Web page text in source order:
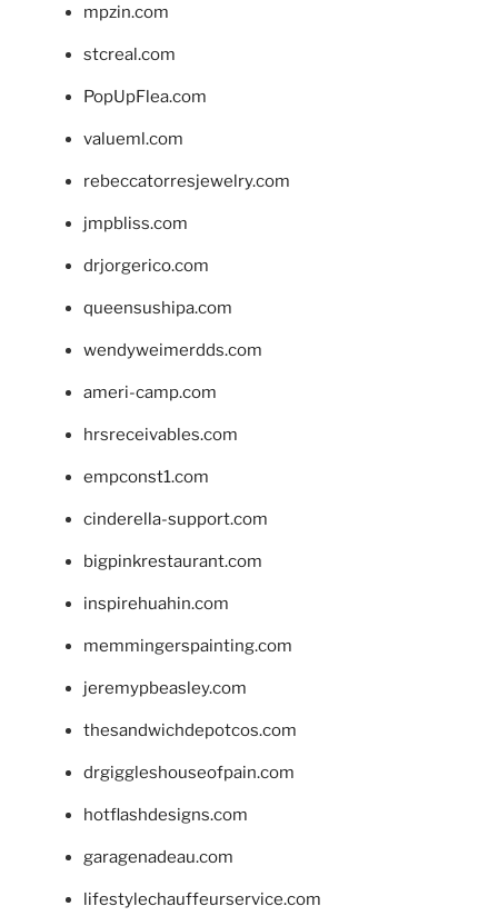
mpzin.com
stcreal.com
PopUpFlea.com
valueml.com
rebeccatorresjewelry.com
jmpbliss.com
drjorgerico.com
queensushipa.com
wendyweimerdds.com
ameri-camp.com
hrsreceivables.com
empconst1.com
cinderella-support.com
bigpinkrestaurant.com
inspirehuahin.com
memmingerspainting.com
jeremypbeasley.com
thesandwichdepotcos.com
drgiggleshouseofpain.com
hotflashdesigns.com
garagenadeau.com
lifestylechauffeurservice.com